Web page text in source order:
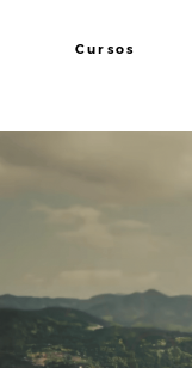
Cursos